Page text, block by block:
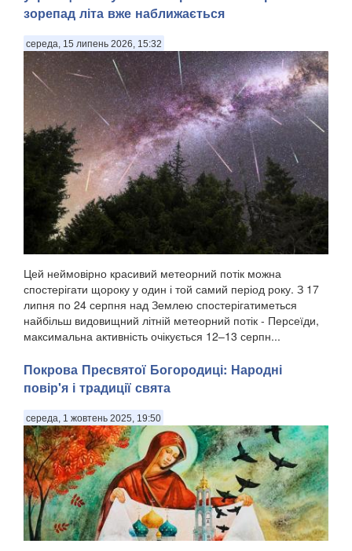
зорепад літа вже наближається
середа, 15 липень 2026, 15:32
Цей неймовірно красивий метеорний потік можна
спостерігати щороку у один і той самий період року. З 17
липня по 24 серпня над Землею спостерігатиметься
найбільш видовищний літній метеорний потік - Персеїди,
максимальна активність очікується 12–13 серпн...
Покрова Пресвятої Богородиці: Народні
повір'я і традиції свята
середа, 1 жовтень 2025, 19:50